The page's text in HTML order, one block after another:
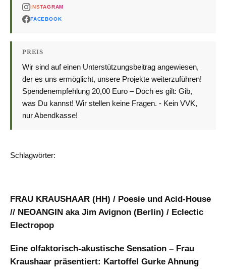
INSTAGRAM
FACEBOOK
PREIS
Wir sind auf einen Unterstützungsbeitrag angewiesen,
der es uns ermöglicht, unsere Projekte weiterzuführen!
Spendenempfehlung 20,00 Euro – Doch es gilt: Gib,
was Du kannst! Wir stellen keine Fragen. - Kein VVK,
nur Abendkasse!
Schlagwörter:
FRAU KRAUSHAAR (HH) / Poesie und Acid-House
// NEOANGIN aka Jim Avignon (Berlin) / Eclectic
Electropop
Eine olfaktorisch-akustische Sensation – Frau
Kraushaar präsentiert: Kartoffel Gurke Ahnung